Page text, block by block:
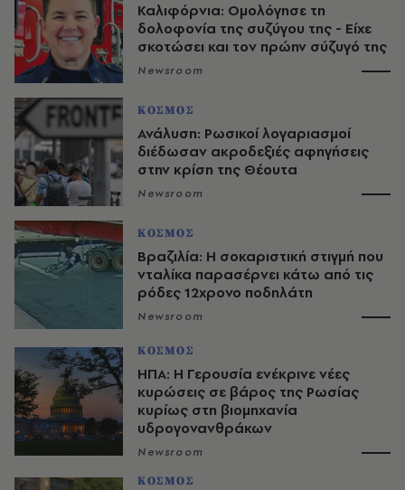
Καλιφόρνια: Ομολόγησε τη
δολοφονία της συζύγου της - Είχε
σκοτώσει και τον πρώην σύζυγό της
Newsroom
ΚΟΣΜΟΣ
Ανάλυση: Ρωσικοί λογαριασμοί
διέδωσαν ακροδεξιές αφηγήσεις
στην κρίση της Θέουτα
Newsroom
ΚΟΣΜΟΣ
Βραζιλία: Η σοκαριστική στιγμή που
νταλίκα παρασέρνει κάτω από τις
ρόδες 12χρονο ποδηλάτη
Newsroom
ΚΟΣΜΟΣ
ΗΠΑ: Η Γερουσία ενέκρινε νέες
κυρώσεις σε βάρος της Ρωσίας
κυρίως στη βιομηχανία
υδρογονανθράκων
Newsroom
ΚΟΣΜΟΣ